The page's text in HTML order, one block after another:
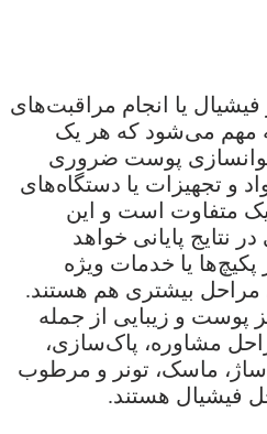
یا انجام مراقبت‌های
مهم می‌شود که هر یک
پوست ضروری
و تجهیزات یا دستگاه‌های
متفاوت است و این
نتایج پایانی خواهد
یا خدمات ویژه
مراحل بیشتری هم هستند.
پوست و زیبایی از جمله
مشاوره، پاک‌سازی،
ماسک، تونر و مرطوب
فیشیال هستند.